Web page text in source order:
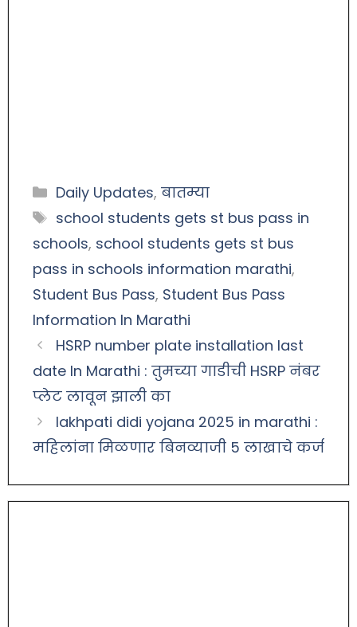
Daily Updates, बातम्या
school students gets st bus pass in
schools, school students gets st bus
pass in schools information marathi,
Student Bus Pass, Student Bus Pass
Information In Marathi
HSRP number plate installation last
date In Marathi : तुमच्या गाडीची HSRP नंबर
प्लेट लावून झाली का
lakhpati didi yojana 2025 in marathi :
महिलांना मिळणार बिनव्याजी 5 लाखाचे कर्ज